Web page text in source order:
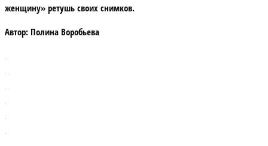
женщину» ретушь своих снимков.
Автор: Полина Воробьева